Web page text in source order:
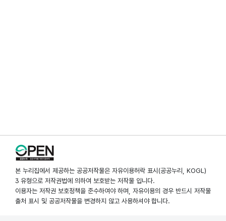
본 누리집에서 제공하는 공공저작물은 자유이용허락 표시(공공누리, KOGL)
3 유형으로 저작권법에 의하여 보호받는 저작물 입니다.
이용자는 저작권 보호정책을 준수하여야 하며, 자유이용의 경우 반드시 저작물
출처 표시 및 공공저작물을 변경하지 않고 사용하셔야 합니다.